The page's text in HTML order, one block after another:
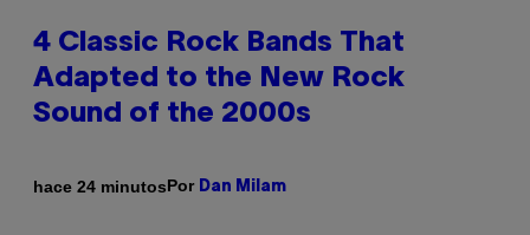
4 Classic Rock Bands That
Adapted to the New Rock
Sound of the 2000s
hace 24 minutosPor Dan Milam